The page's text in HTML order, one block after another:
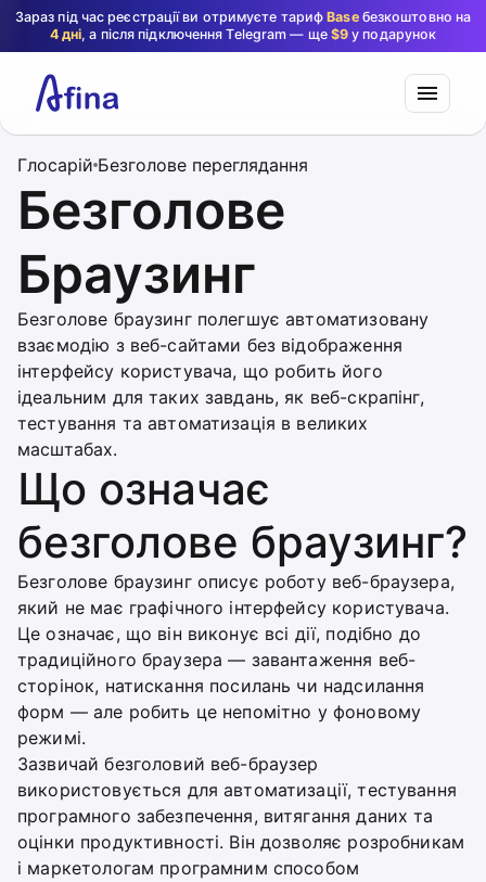
Зараз під час реєстрації ви отримуєте тарифBaseбезкоштовно на
4 дні, а після підключення Telegram — ще $9 у подарунок
Глосарій Безголове переглядання
Безголове
Браузинг
Безголове браузинг полегшує автоматизовану
взаємодію з веб-сайтами без відображення
інтерфейсу користувача, що робить його
ідеальним для таких завдань, як веб-скрапінг,
тестування та автоматизація в великих
масштабах.
Що означає
безголове браузинг?
Безголове браузинг описує роботу веб-браузера,
який не має графічного інтерфейсу користувача.
Це означає, що він виконує всі дії, подібно до
традиційного браузера — завантаження веб-
сторінок, натискання посилань чи надсилання
форм — але робить це непомітно у фоновому
режимі.
Зазвичай безголовий веб-браузер
використовується для автоматизації, тестування
програмного забезпечення, витягання даних та
оцінки продуктивності. Він дозволяє розробникам
і маркетологам програмним способом